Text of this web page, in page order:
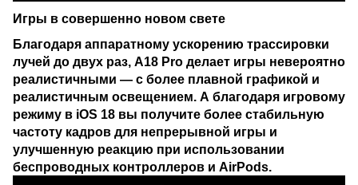
Игры в совершенно новом свете
Благодаря аппаратному ускорению трассировки
лучей до двух раз, A18 Pro делает игры невероятно
реалистичными — с более плавной графикой и
реалистичным освещением. А благодаря игровому
режиму в iOS 18 вы получите более стабильную
частоту кадров для непрерывной игры и
улучшенную реакцию при использовании
беспроводных контроллеров и AirPods.